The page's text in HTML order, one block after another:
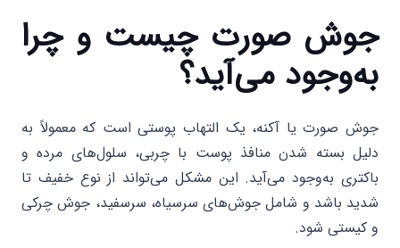
جوش صورت چیست و چرا
به‌وجود می‌آید؟
جوش صورت یا آکنه، یک التهاب پوستی است که معمولاً به
دلیل بسته شدن منافذ پوست با چربی، سلول‌های مرده و
باکتری به‌وجود می‌آید. این مشکل می‌تواند از نوع خفیف تا
شدید باشد و شامل جوش‌های سرسیاه، سرسفید، جوش چرکی
و کیستی شود.